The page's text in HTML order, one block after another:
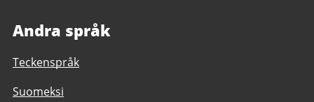
Andra språk
Teckenspråk
Suomeksi